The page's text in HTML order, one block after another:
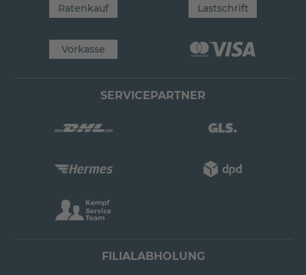
Ratenkauf Lastschrift
Vorkasse
SERVICEPARTNER
FILIALABHOLUNG